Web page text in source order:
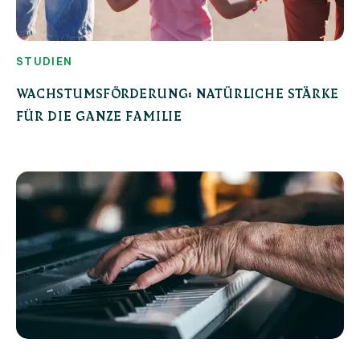
STUDIEN
WACHSTUMSFÖRDERUNG: NATÜRLICHE STÄRKE
FÜR DIE GANZE FAMILIE